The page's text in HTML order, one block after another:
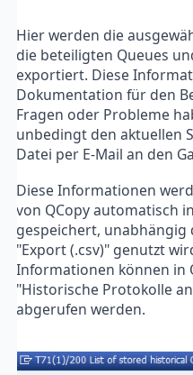
Hier werden die
die beteiligten Queues
exportiert. Diese
Dokumentation für den
Fragen oder Probleme
unbedingt den aktuellen
Datei per E-Mail an den
Diese Informationen
von QCopy automatisch
gespeichert, unabhängig
"Export (.csv)" genutzt
Informationen können in
"Historische Protokolle
abgerufen werden.